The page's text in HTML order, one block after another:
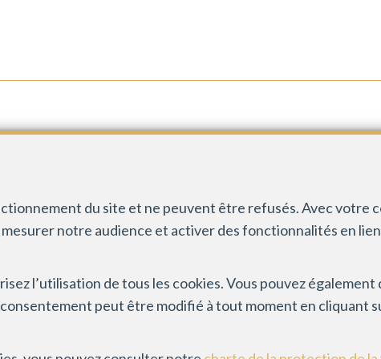
du site et ne peuvent être refusés. Avec votre
notre audience et activer des fonctionnalités en
l’utilisation de tous les cookies. Vous pouvez
peut être modifié à tout moment en cliquant
info@inmgroup.be
Instance de
du Luxembourg
Trône 1, 1000
les activités